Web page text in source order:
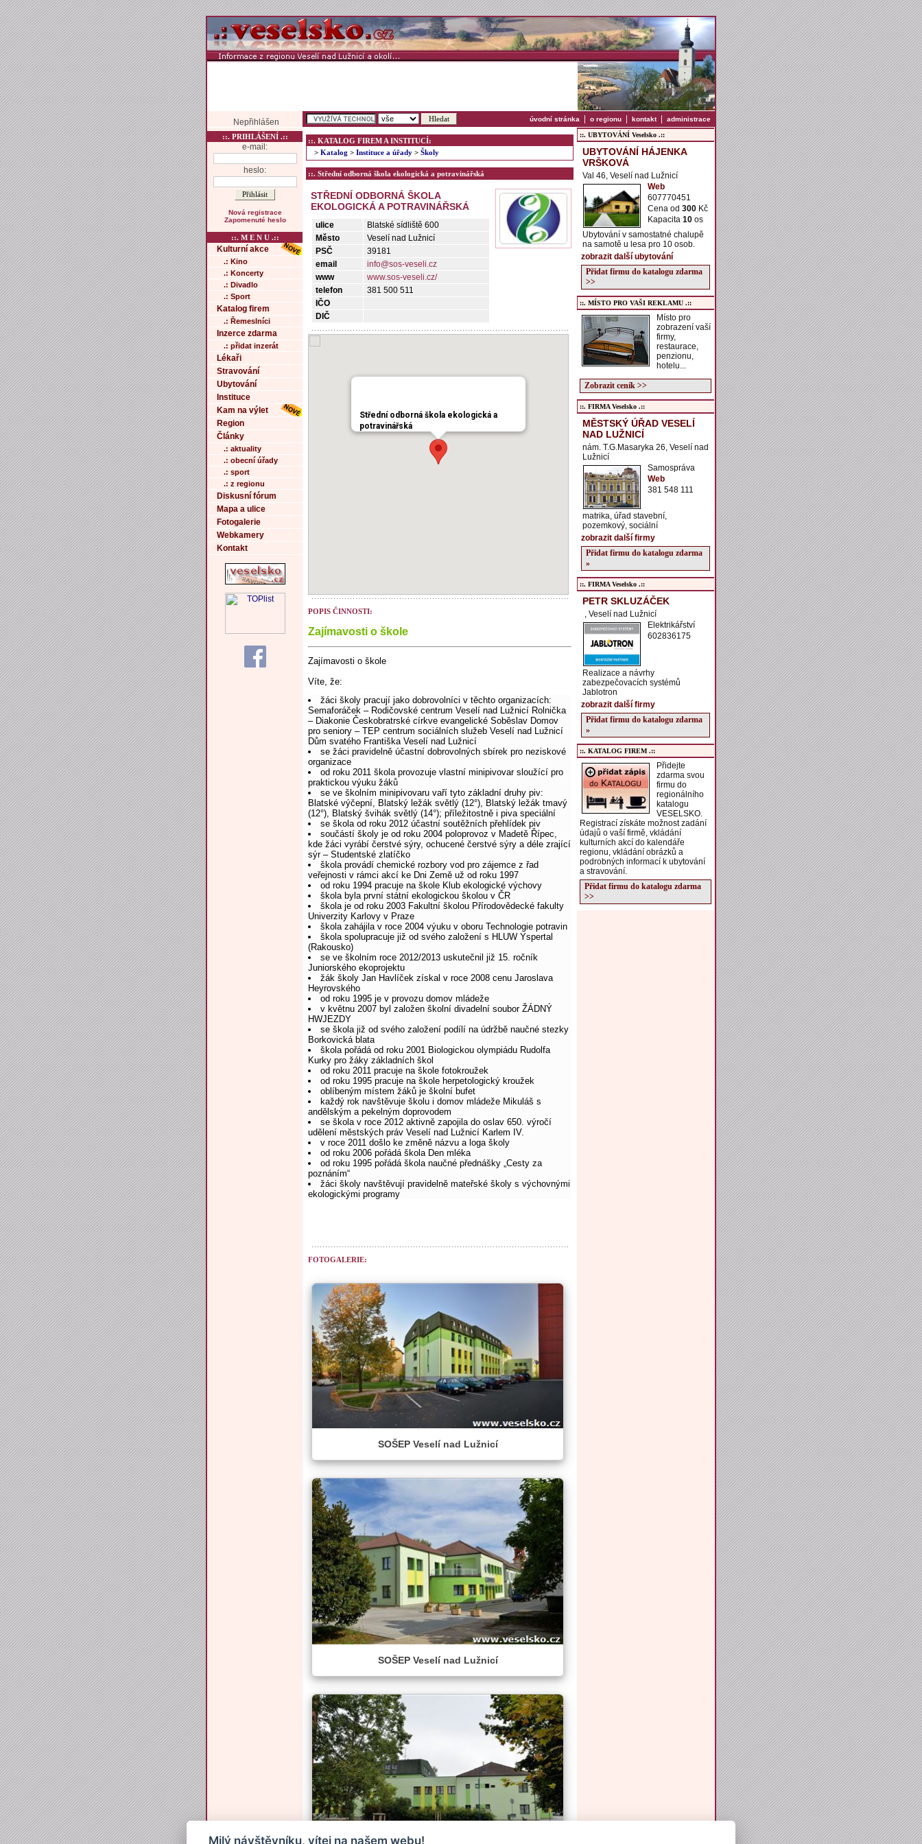
Nepřihlášen úvodní stránka | o regionu | kontakt| administrace
::. PRIHLÁŠENÍ .::
e-mail:
heslo:
Nová registrace
Zapomenuté heslo
::. M E N U .::
Kulturní akce
.: Kino
.: Koncerty
.: Divadlo
.: Sport
Katalog firem
.: Řemeslníci
Inzerce zdarma
.: přidat inzerát
Lékaři
Stravování
Ubytování
Instituce
Kam na výlet
Region
Články
.: aktuality
.: obecní úřady
.: sport
.: z regionu
Diskusní fórum
Mapa a ulice
Fotogalerie
Webkamery
Kontakt
::. KATALOG FIREM A INSTITUCÍ:
> Katalog > Instituce a úřady > Školy
::. Střední odborná škola ekologická a potravinářská
STŘEDNÍ ODBORNÁ ŠKOLA
EKOLOGICKÁ A POTRAVINÁŘSKÁ
ulice
Blatské sídliště 600
Město
Veselí nad Lužnicí
PSČ
39181
email
info@sos-veseli.cz
www
www.sos-veseli.cz/
telefon
381 500 511
IČO
DIČ
Střední odborná škola ekologická a
potravinářská
POPIS ČINNOSTI:
Zajímavosti o škole
Zajímavosti o škole
Víte, že:
žáci školy pracují jako dobrovolníci v těchto organizacích:
Semaforáček – Rodičovské centrum Veselí nad Lužnicí Rolnička
– Diakonie Českobratrské církve evangelické Soběslav Domov
pro seniory – TEP centrum sociálních služeb Veselí nad Lužnicí
Dům svatého Františka Veselí nad Lužnicí
se žáci pravidelně účastní dobrovolných sbírek pro neziskové
organizace
od roku 2011 škola provozuje vlastní minipivovar sloužící pro
praktickou výuku žáků
se ve školním minipivovaru vaří tyto základní druhy piv:
Blatské výčepní, Blatský ležák světlý (12°), Blatský ležák tmavý
(12°), Blatský švihák světlý (14°); příležitostně i piva speciální
se škola od roku 2012 účastní soutěžních přehlídek piv
součástí školy je od roku 2004 poloprovoz v Madetě Řípec,
kde žáci vyrábí čerstvé sýry, ochucené čerstvé sýry a déle zrající
sýr – Studentské zlatíčko
škola provádí chemické rozbory vod pro zájemce z řad
veřejnosti v rámci akcí ke Dni Země už od roku 1997
od roku 1994 pracuje na škole Klub ekologické výchovy
škola byla první státní ekologickou školou v ČR
škola je od roku 2003 Fakultní školou Přírodovědecké fakulty
Univerzity Karlovy v Praze
škola zahájila v roce 2004 výuku v oboru Technologie potravin
škola spolupracuje již od svého založení s HLUW Yspertal
(Rakousko)
se ve školním roce 2012/2013 uskutečnil již 15. ročník
Juniorského ekoprojektu
žák školy Jan Havlíček získal v roce 2008 cenu Jaroslava
Heyrovského
od roku 1995 je v provozu domov mládeže
v květnu 2007 byl založen školní divadelní soubor ŽÁDNÝ
HWJEZDY
se škola již od svého založení podílí na údržbě naučné stezky
Borkovická blata
škola pořádá od roku 2001 Biologickou olympiádu Rudolfa
Kurky pro žáky základních škol
od roku 2011 pracuje na škole fotokroužek
od roku 1995 pracuje na škole herpetologický kroužek
oblíbeným místem žáků je školní bufet
každý rok navštěvuje školu i domov mládeže Mikuláš s
andělským a pekelným doprovodem
se škola v roce 2012 aktivně zapojila do oslav 650. výročí
udělení městských práv Veselí nad Lužnicí Karlem IV.
v roce 2011 došlo ke změně názvu a loga školy
od roku 2006 pořádá škola Den mléka
od roku 1995 pořádá škola naučné přednášky „Cesty za
poznáním“
žáci školy navštěvují pravidelně mateřské školy s výchovnými
ekologickými programy
FOTOGALERIE:
SOŠEP Veselí nad Lužnicí
SOŠEP Veselí nad Lužnicí
::. UBYTOVÁNÍ Veselsko .::
UBYTOVÁNÍ HÁJENKA
VRŠKOVÁ
Val 46, Veselí nad Lužnicí
Web
607770451
Cena od 300 Kč
Kapacita 10 os
Ubytování v samostatné chalupě
na samotě u lesa pro 10 osob.
zobrazit další ubytování
Přidat firmu do katalogu zdarma
>>
::. MÍSTO PRO VAŠI REKLAMU .::
Místo pro
zobrazení vaší
firmy,
restaurace,
penzionu,
hotelu...
Zobrazit ceník >>
::. FIRMA Veselsko .::
MĚSTSKÝ ÚŘAD VESELÍ
NAD LUŽNICÍ
nám. T.G.Masaryka 26, Veselí nad
Lužnicí
Samospráva
Web
381 548 111
matrika, úřad stavební,
pozemkový, sociální
zobrazit další firmy
Přidat firmu do katalogu zdarma
»
::. FIRMA Veselsko .::
PETR SKLUZÁČEK
, Veselí nad Lužnicí
Elektrikářství
602836175
Realizace a návrhy
zabezpečovacích systémů
Jablotron
zobrazit další firmy
Přidat firmu do katalogu zdarma
»
::. KATALOG FIREM .::
Přidejte
zdarma svou
firmu do
regionálního
katalogu
VESELSKO.
Registrací získáte možnost zadání
údajů o vaší firmě, vkládání
kulturních akcí do kalendáře
regionu, vkládání obrázků a
podrobných informací k ubytování
a stravování.
Přidat firmu do katalogu zdarma
>>
Milý návštěvníku, vítej na našem webu!